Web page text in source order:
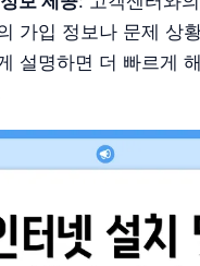
가입 정보나 문제 상
설명하면 더 빠르게